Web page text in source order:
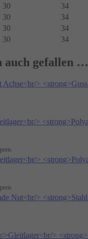
30 34
30 34
30 34
30 34
auch gefallen …